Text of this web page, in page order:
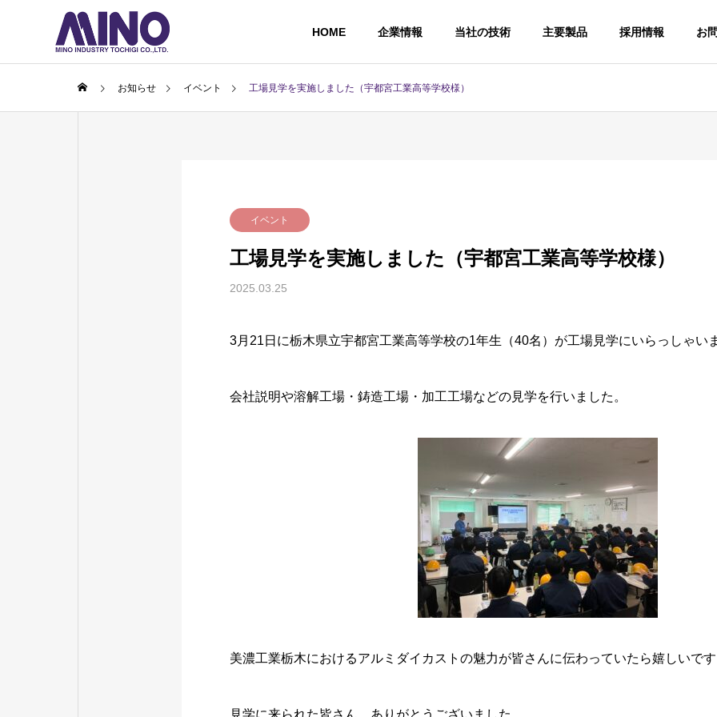
HOME 企業情報 当社の技術 主要製品 採用情報 お
お知らせ イベント 工場見学を実施しました（宇都宮工業高等学校様）
イベント
工場見学を実施しました（宇都宮工業高等学校様）
2025.03.25
3月21日に栃木県立宇都宮工業高等学校の1年生（40名）が工場見学にいらっしゃい
会社説明や溶解工場・鋳造工場・加工工場などの見学を行いました。
美濃工業栃木におけるアルミダイカストの魅力が皆さんに伝わっていたら嬉しいで
見学に来られた皆さん、ありがとうございました。